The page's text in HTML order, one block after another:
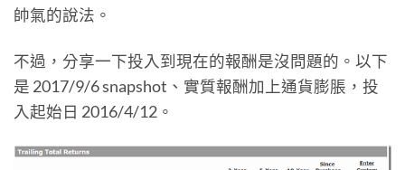
帥氣的說法。
不過，分享一下投入到現在的報酬是沒問題的。以下
是 2017/9/6 snapshot、實質報酬加上通貨膨脹，投
入起始日 2016/4/12。